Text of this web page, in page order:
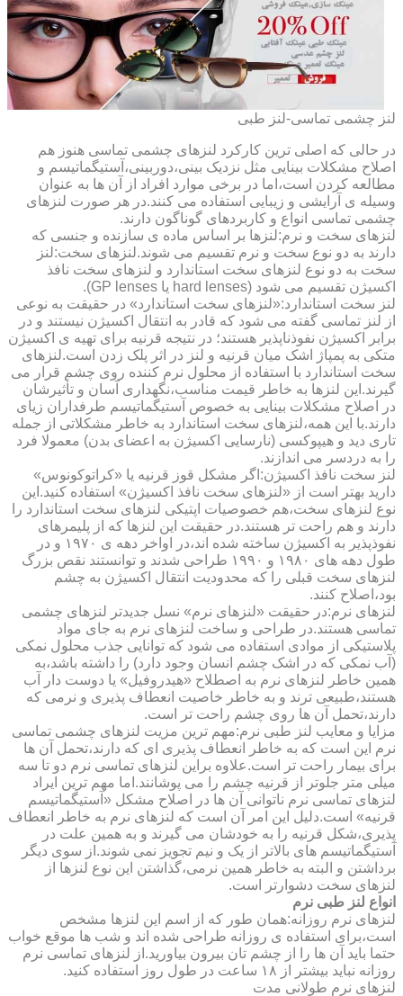
لنز چشمی تماسی-لنز طبی
در حالی که اصلی ترین کارکرد لنزهای چشمی تماسی هنوز هم
اصلاح مشکلات بینایی مثل نزدیک بینی،دوربینی،آستیگماتیسم و
مطالعه کردن است،اما در برخی موارد افراد از آن ها به عنوان
وسیله ی آرایشی و زیبایی استفاده می کنند.در هر صورت لنزهای
چشمی تماسی انواع و کاربردهای گوناگون دارند.
لنزهای سخت و نرم:لنزها بر اساس ماده ی سازنده و جنسی که
دارند به دو نوع سخت و نرم تقسیم می شوند.لنزهای سخت:لنز
سخت به دو نوع لنزهای سخت استاندارد و لنزهای سخت نافذ
اکسیژن تقسیم می شود (hard lenses یا GP lenses).
لنز سخت استاندارد:«لنزهای سخت استاندارد» در حقیقت به نوعی
از لنز تماسی گفته می شود که قادر به انتقال اکسیژن نیستند و در
برابر اکسیژن نفوذناپذیر هستند؛ در نتیجه قرنیه برای تهیه ی اکسیژن
متکی به پمپاژ اشک میان قرنیه و لنز در اثر پلک زدن است.لنزهای
سخت استاندارد با استفاده از محلول نرم کننده روی چشم قرار می
گیرند.این لنزها به خاطر قیمت مناسب،نگهداری آسان و تأثیرشان
در اصلاح مشکلات بینایی به خصوص آستیگماتیسم طرفداران زیای
دارند.با این همه،لنزهای سخت استاندارد به خاطر مشکلاتی از جمله
تاری دید و هیپوکسی (نارسایی اکسیژن به اعضای بدن) معمولا فرد
را به دردسر می اندازند.
لنز سخت نافذ اکسیژن:اگر مشکل قوز قرنیه یا «کراتوکونوس»
دارید بهتر است از «لنزهای سخت نافذ اکسیژن» استفاده کنید.این
نوع لنزهای سخت،هم خصوصیات اپتیکی لنزهای سخت استاندارد را
دارند و هم راحت تر هستند.در حقیقت این لنزها که از پلیمرهای
نفوذپذیر به اکسیژن ساخته شده اند،در اواخر دهه ی ۱۹۷۰ و در
طول دهه های ۱۹۸۰ و ۱۹۹۰ طراحی شدند و توانستند نقص بزرگ
لنزهای سخت قبلی را که محدودیت انتقال اکسیژن به چشم
بود،اصلاح کنند.
لنزهای نرم:در حقیقت «لنزهای نرم» نسل جدیدتر لنزهای چشمی
تماسی هستند.در طراحی و ساخت لنزهای نرم به جای مواد
پلاستیکی از موادی استفاده می شود که توانایی جذب محلول نمکی
(آب نمکی که در اشک چشم انسان وجود دارد) را داشته باشد،به
همین خاطر لنزهای نرم به اصطلاح «هیدروفیل» یا دوست دار آب
هستند،طبیعی ترند و به خاطر خاصیت انعطاف پذیری و نرمی که
دارند،تحمل آن ها روی چشم راحت تر است.
مزایا و معایب لنز طبی نرم:مهم ترین مزیت لنزهای چشمی تماسی
نرم این است که به خاطر انعطاف پذیری ای که دارند،تحمل آن ها
برای بیمار راحت تر است.علاوه براین لنزهای تماسی نرم دو تا سه
میلی متر جلوتر از قرنیه چشم را می پوشانند.اما مهم ترین ایراد
لنزهای تماسی نرم ناتوانی آن ها در اصلاح مشکل «آستیگماتیسم
قرنیه» است.دلیل این امر آن است که لنزهای نرم به خاطر انعطاف
پذیری،شکل قرنیه را به خودشان می گیرند و به همین علت در
آستیگماتیسم های بالاتر از یک و نیم تجویز نمی شوند.از سوی دیگر
برداشتن و البته به خاطر همین نرمی،گذاشتن این نوع لنزها از
لنزهای سخت دشوارتر است.
انواع لنز طبی نرم
لنزهای نرم روزانه:همان طور که از اسم این لنزها مشخص
است،برای استفاده ی روزانه طراحی شده اند و شب ها موقع خواب
حتما باید آن ها را از چشم تان بیرون بیاورید.از لنزهای تماسی نرم
روزانه نباید بیشتر از ۱۸ ساعت در طول روز استفاده کنید.
لنزهای نرم طولانی مدت